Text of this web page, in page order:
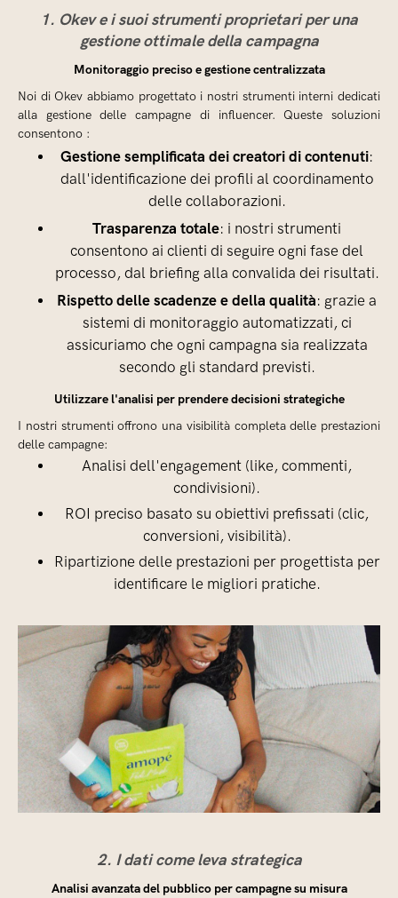
1. Okev e i suoi strumenti proprietari per una
gestione ottimale della campagna
Monitoraggio preciso e gestione centralizzata
Noi di Okev abbiamo progettato i nostri strumenti interni dedicati
alla gestione delle campagne di influencer. Queste soluzioni
consentono :
Gestione semplificata dei creatori di contenuti:
dall'identificazione dei profili al coordinamento
delle collaborazioni.
Trasparenza totale: i nostri strumenti
consentono ai clienti di seguire ogni fase del
processo, dal briefing alla convalida dei risultati.
Rispetto delle scadenze e della qualità: grazie a
sistemi di monitoraggio automatizzati, ci
assicuriamo che ogni campagna sia realizzata
secondo gli standard previsti.
Utilizzare l'analisi per prendere decisioni strategiche
I nostri strumenti offrono una visibilità completa delle prestazioni
delle campagne:
Analisi dell'engagement (like, commenti,
condivisioni).
ROI preciso basato su obiettivi prefissati (clic,
conversioni, visibilità).
Ripartizione delle prestazioni per progettista per
identificare le migliori pratiche.
2. I dati come leva strategica
Analisi avanzata del pubblico per campagne su misura